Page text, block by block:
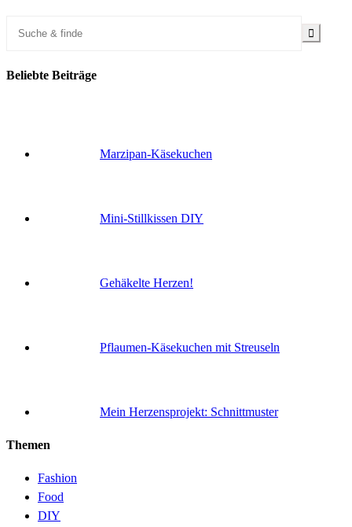
Beliebte Beiträge
Marzipan-Käsekuchen
Mini-Stillkissen DIY
Gehäkelte Herzen!
Pflaumen-Käsekuchen mit Streuseln
Mein Herzensprojekt: Schnittmuster
Themen
Fashion
Food
DIY